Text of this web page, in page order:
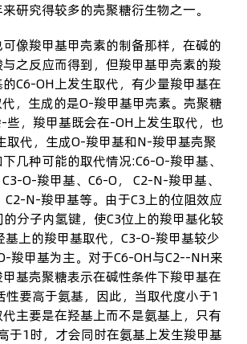
研究得较多的壳聚糖衍生物之一。
像羧甲基甲壳素的制备那样，在碱的
之反应而得到，但羧甲基甲壳素的羧
C6-OH上发生取代，有少量羧甲基在
，生成的是O-羧甲基甲壳素。壳聚糖
些，羧甲基既会在-OH上发生取代，也
取代，生成O-羧甲基和N-羧甲基壳聚
几种可能的取代情况:C6-O-羧甲基、
O-羧甲基、C6-O， C2-N-羧甲基、
C2-N-羧甲基等。由于C3上的位阻效应
的分子内氢键，使C3位上的羧甲基化较
基上的羧甲基取代，C3-O-羧甲基较少
羧甲基为主。对于C6-OH与C2--NH来
甲基壳聚糖表示在碱性条件下羧甲基在
性要高于氨基，因此，当取代度小于1
主要是在羟基上而不是氨基上，只有
于1时，才会同时在氨基上发生羧甲基